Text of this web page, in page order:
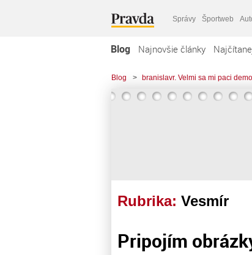
Správy Športweb
Blog Najnovšie články
Blog > branislavr. Velmi sa mi paci
Rubrika: Vesmír
Pripojím